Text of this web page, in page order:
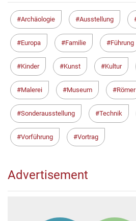
Archäologie Ausstellung
Europa Familie Führung
Kinder Kunst Kultur
Malerei Museum Römer
Sonderausstellung Technik
Vorführung Vortrag
Advertisement